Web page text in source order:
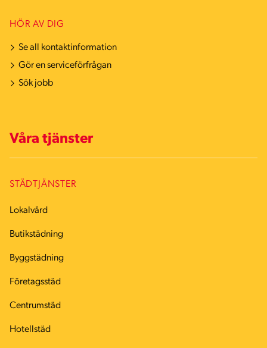
HÖR AV DIG
Se all kontaktinformation
Gör en serviceförfrågan
Sök jobb
Våra tjänster
STÄDTJÄNSTER
Lokalvård
Butikstädning
Byggstädning
Företagsstäd
Centrumstäd
Hotellstäd